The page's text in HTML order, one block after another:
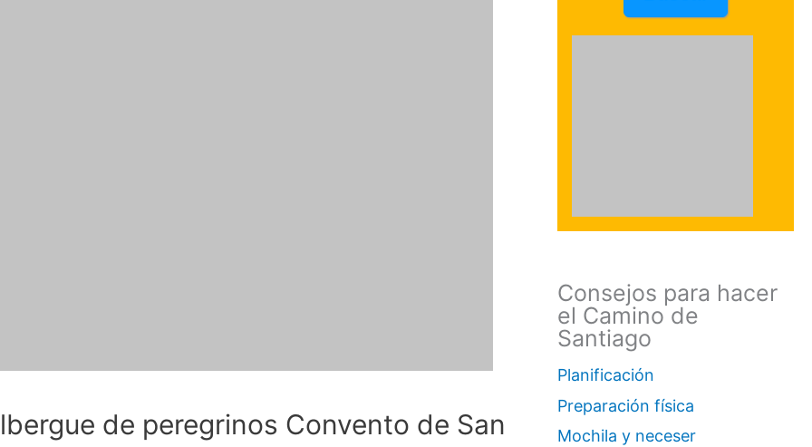
de peregrinos Convento de San
Consejos para hacer
el Camino de
Santiago
Planificación
Preparación física
Mochila y neceser